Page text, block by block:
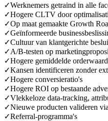
✓Werknemers getraind in alle
✓Hogere CLTV door
✓Op maat gemaakte Growth
✓Geïnformeerde
✓Cultuur van klantgerichte
✓A/B-testen op
✓Hogere gemiddelde
✓Kansen identificeren zonder
✓Hogere conversieratio's
✓Hogere ROI op bestaande
✓Vlekkeloze data-tracking,
✓Nieuwe producten valideren
✓Referral-programma's